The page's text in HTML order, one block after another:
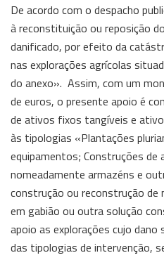
De acordo com o despacho
à reconstituição ou reposição
danificado, por efeito da
nas explorações agrícolas
do anexo». Assim, com um
de euros, o presente apoio é
de ativos fixos tangíveis e
às tipologias «Plantações
equipamentos; Construções de
nomeadamente armazéns e
construção ou reconstrução de
em gabião ou outra solução
apoio as explorações cujo
das tipologias de intervenção,